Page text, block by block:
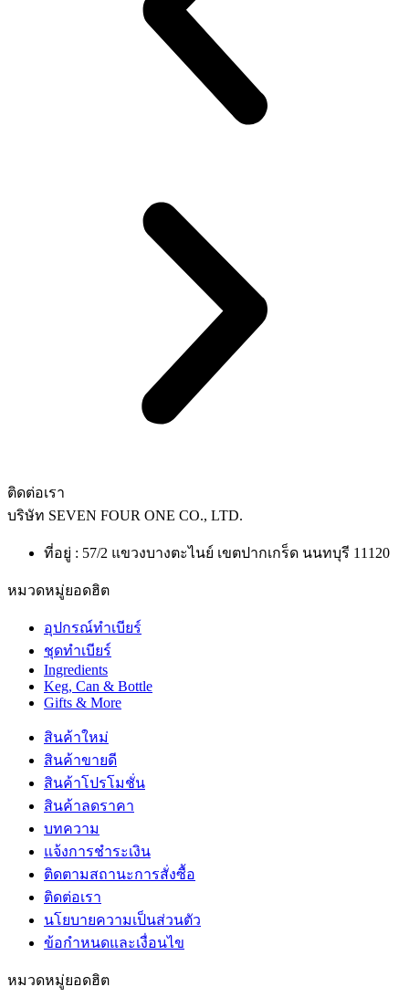
ติดต่อเรา
บริษัท SEVEN FOUR ONE CO., LTD.
ที่อยู่ : 57/2 แขวงบางตะไนย์ เขตปากเกร็ด นนทบุรี 11120
หมวดหมู่ยอดฮิต
อุปกรณ์ทำเบียร์
ชุดทำเบียร์
Ingredients
Keg, Can & Bottle
Gifts & More
สินค้าใหม่
สินค้าขายดี
สินค้าโปรโมชั่น
สินค้าลดราคา
บทความ
แจ้งการชำระเงิน
ติดตามสถานะการสั่งซื้อ
ติดต่อเรา
นโยบายความเป็นส่วนตัว
ข้อกำหนดและเงื่อนไข
หมวดหมู่ยอดฮิต